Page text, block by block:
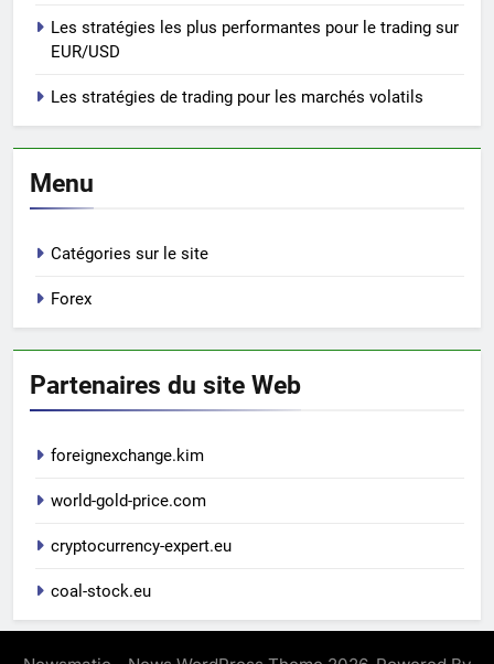
Les stratégies les plus performantes pour le trading sur
EUR/USD
Les stratégies de trading pour les marchés volatils
Menu
Catégories sur le site
Forex
Partenaires du site Web
foreignexchange.kim
world-gold-price.com
cryptocurrency-expert.eu
coal-stock.eu